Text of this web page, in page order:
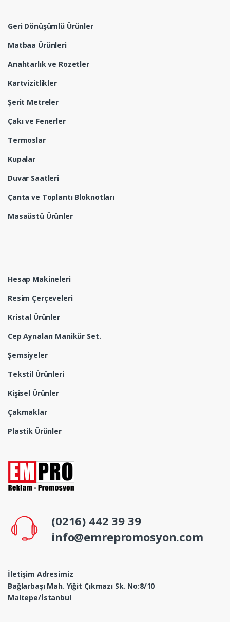
Geri Dönüşümlü Ürünler
Matbaa Ürünleri
Anahtarlık ve Rozetler
Kartvizitlikler
Şerit Metreler
Çakı ve Fenerler
Termoslar
Kupalar
Duvar Saatleri
Çanta ve Toplantı Bloknotları
Masaüstü Ürünler
Hesap Makineleri
Resim Çerçeveleri
Kristal Ürünler
Cep Aynaları Manikür Set.
Şemsiyeler
Tekstil Ürünleri
Kişisel Ürünler
Çakmaklar
Plastik Ürünler
(0216) 442 39 39
info@emrepromosyon.com
İletişim Adresimiz
Bağlarbaşı Mah. Yiğit Çıkmazı Sk. No:8/10
Maltepe/İstanbul